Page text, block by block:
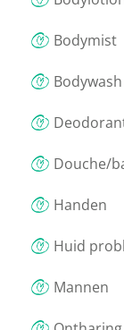
Bodymist
Bodywash
Douche/
Handen
Huid
Mannen